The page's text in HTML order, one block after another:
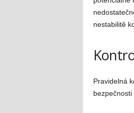
nestabilitě
Pravidelná